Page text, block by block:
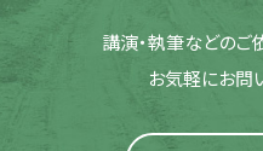
講演・執筆などのご
お気軽にお問